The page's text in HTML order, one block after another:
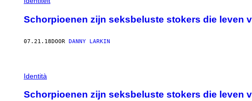
Schorpioenen zijn seksbeluste stokers die leven
07.21.18DOOR DANNY LARKIN
Identità
Schorpioenen zijn seksbeluste stokers die leven